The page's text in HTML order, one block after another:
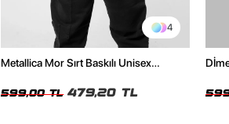
4
Metallica Mor Sırt Baskılı Unisex
599,00 TL 479,20 TL